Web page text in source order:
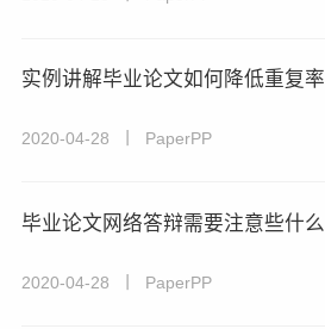
实例讲解毕业论文如何降低重复率
2020-04-28 丨 PaperPP
毕业论文网络答辩需要注意些什么
2020-04-28 丨 PaperPP